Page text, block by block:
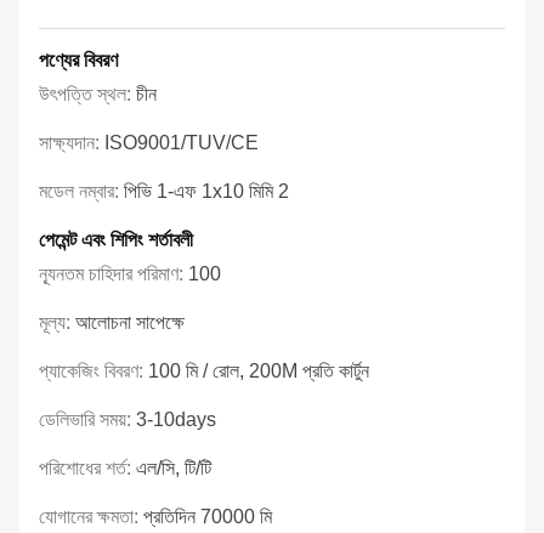
পণ্যের বিবরণ
উৎপত্তি স্থল: চীন
সাক্ষ্যদান: ISO9001/TUV/CE
মডেল নম্বার: পিভি 1-এফ 1x10 মিমি 2
পেমেন্ট এবং শিপিং শর্তাবলী
ন্যূনতম চাহিদার পরিমাণ: 100
মূল্য: আলোচনা সাপেক্ষে
প্যাকেজিং বিবরণ: 100 মি / রোল, 200M প্রতি কার্টুন
ডেলিভারি সময়: 3-10days
পরিশোধের শর্ত: এল/সি, টি/টি
যোগানের ক্ষমতা: প্রতিদিন 70000 মি